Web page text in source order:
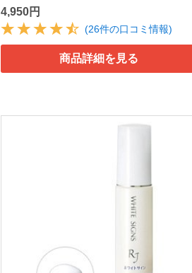
4,950円
(26件の口コミ情報)
商品詳細を見る